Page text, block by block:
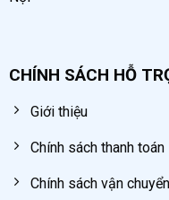
van hút mở, không
CHÍNH SÁCH HỖ
Giới thiệu
Chính sách thanh toán
Chính sách vận